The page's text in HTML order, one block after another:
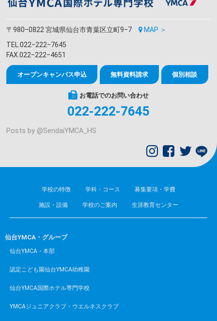
〒980‒0822 宮城県仙台市青葉区立町9‒7
MAP ＞
TEL.022‒222‒7645
FAX.022‒222‒4651
オープンキャンパス申込 無料資料請求 個別相談
お電話でのお問い合わせ
022-222-7645
Posts by @SendaiYMCA_HS
学校の特徴 学科・コース 募集要項・学費
施設・設備 学校のご案内 生涯教育センター
仙台YMCA・グループ
仙台YMCA・本部
認定こども園仙台YMCA幼稚園
仙台YMCA国際ホテル専門学校
YMCAジュニアクラブ・ウエルネスクラブ